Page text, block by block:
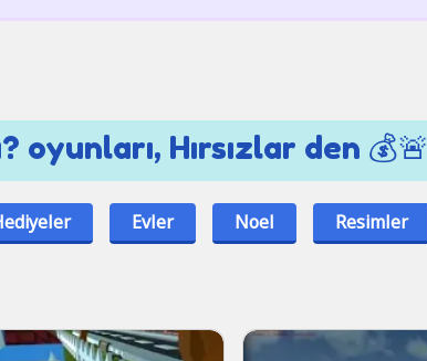
oyunları, Hırsızlar den 💰🚨
Evler Noel
Resimler